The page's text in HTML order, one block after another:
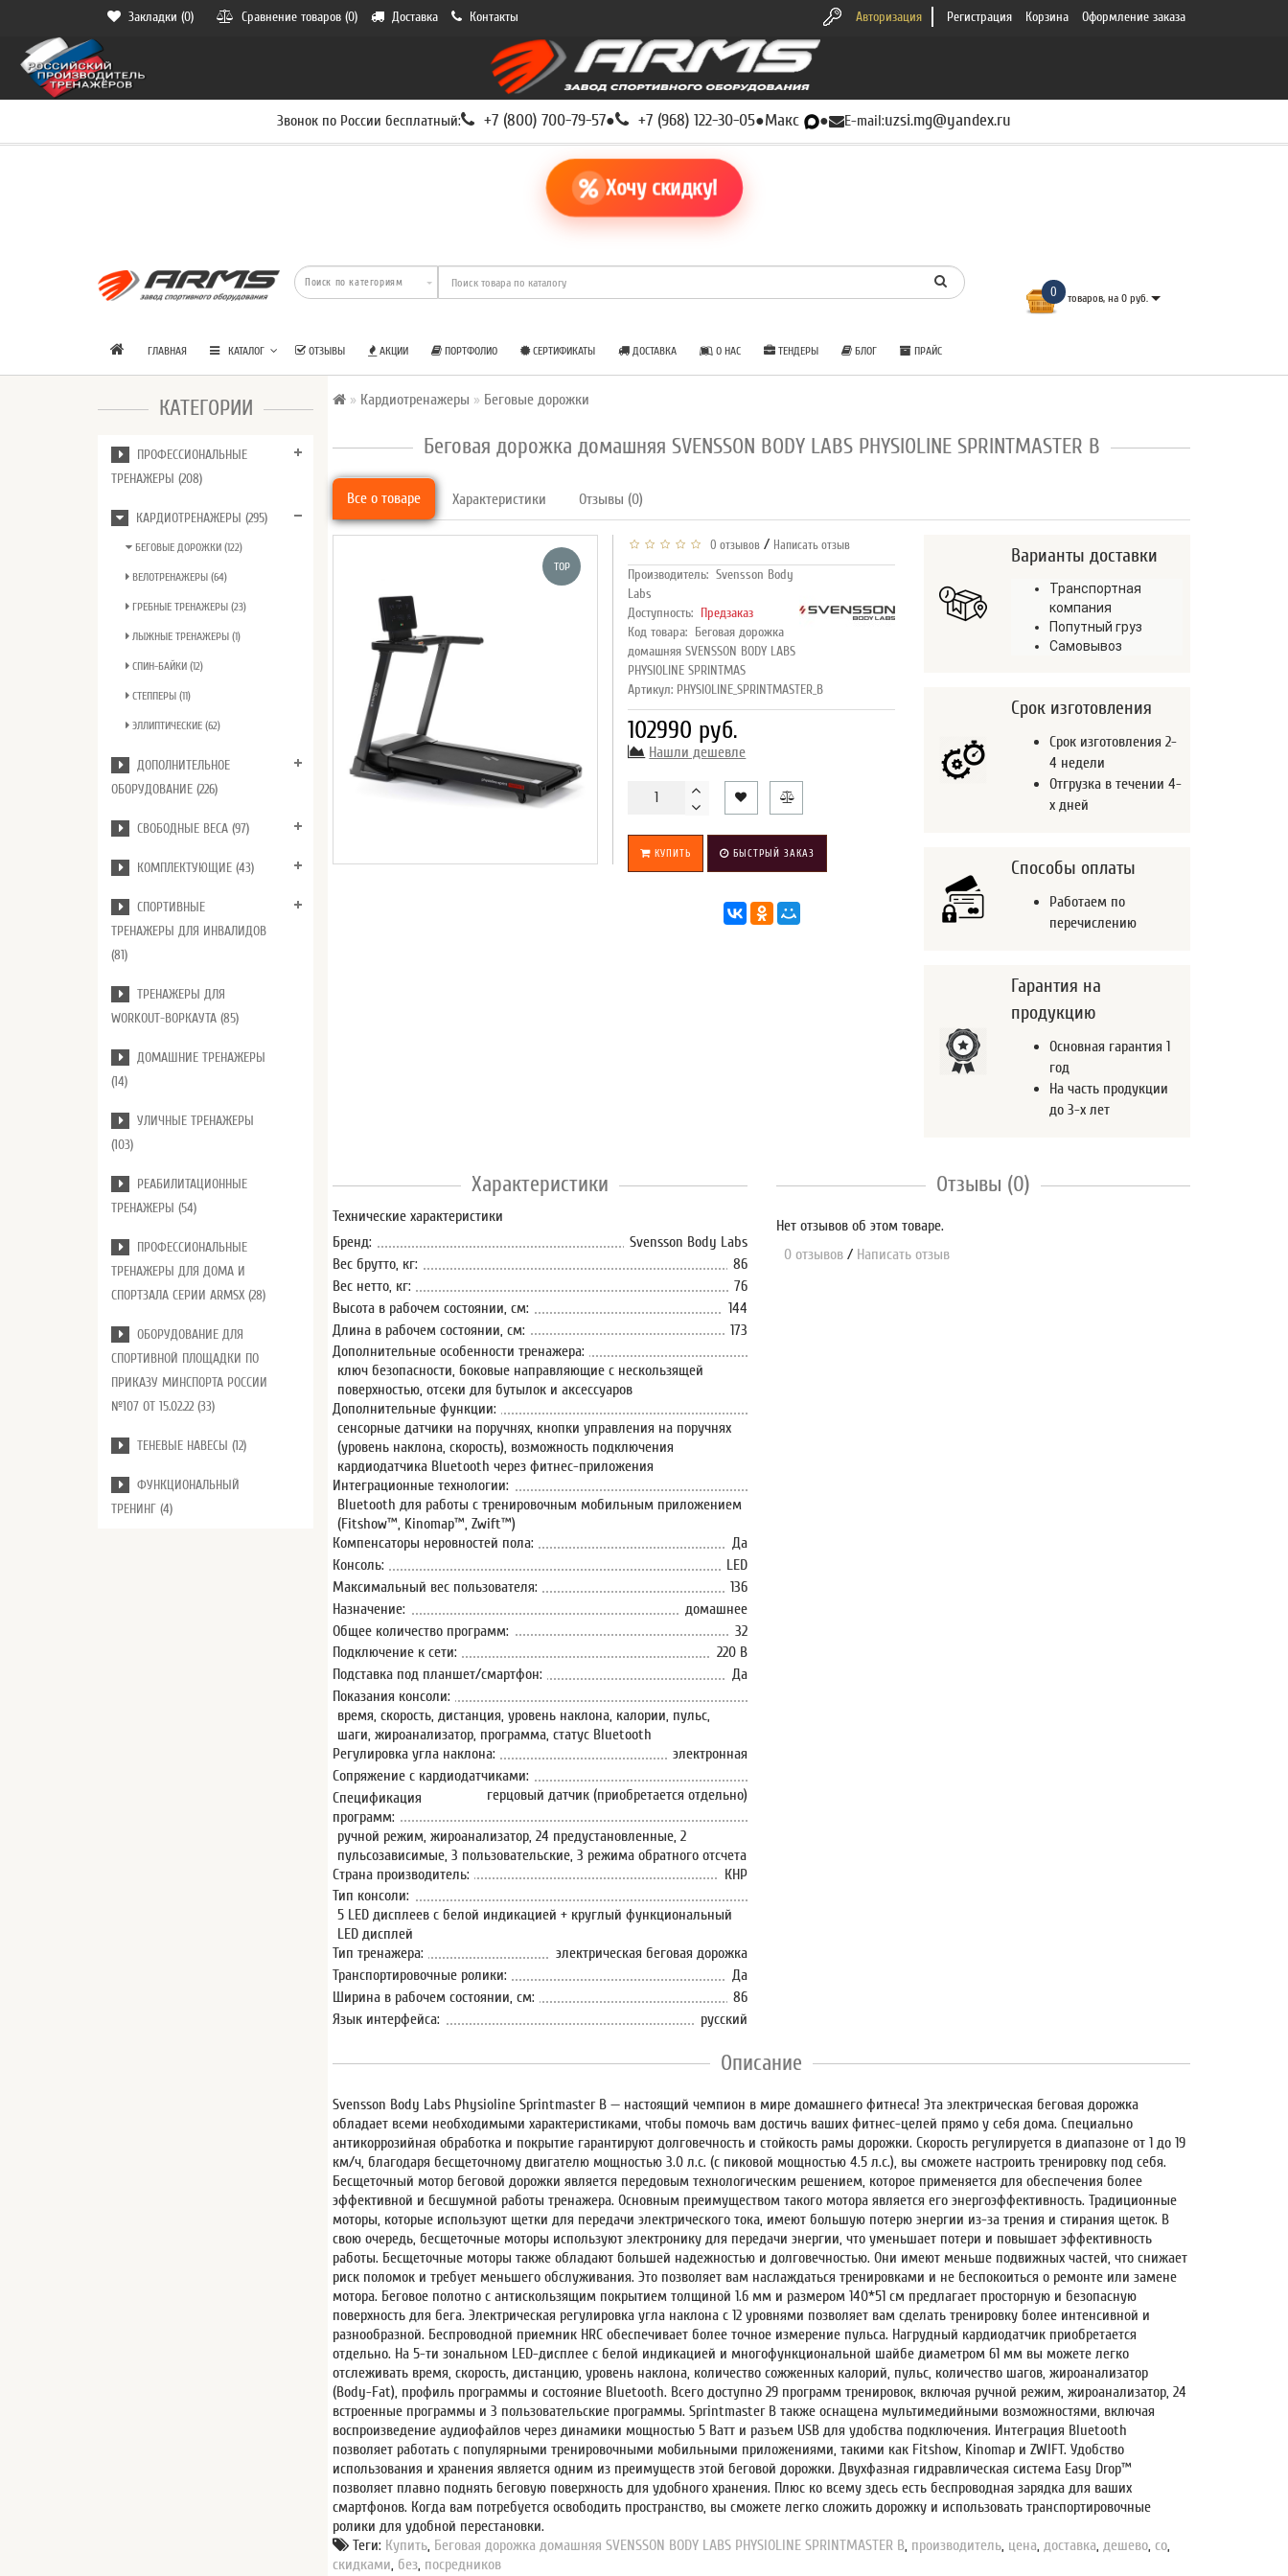
Закладки (0) Сравнение товаров (0) Доставка Контакты Авторизация Регистрация Корзина Оформление заказа
Звонок по России бесплатный: +7 (800) 700-79-57● +7 (968) 122-30-05●Макс ● E-mail:uzsi.mg@yandex.ru
Хочу скидку!
0 товаров, на 0 руб.
ГЛАВНАЯ КАТАЛОГ ОТЗЫВЫ АКЦИИ ПОРТФОЛИО СЕРТИФИКАТЫ ДОСТАВКА О НАС ТЕНДЕРЫ БЛОГ ПРАЙС
КАТЕГОРИИ
ПРОФЕССИОНАЛЬНЫЕ
ТРЕНАЖЕРЫ (208)
КАРДИОТРЕНАЖЕРЫ (295)
БЕГОВЫЕ ДОРОЖКИ (122)
ВЕЛОТРЕНАЖЕРЫ (64)
ГРЕБНЫЕ ТРЕНАЖЕРЫ (23)
ЛЫЖНЫЕ ТРЕНАЖЕРЫ (1)
СПИН-БАЙКИ (12)
СТЕППЕРЫ (11)
ЭЛЛИПТИЧЕСКИЕ (62)
ДОПОЛНИТЕЛЬНОЕ
ОБОРУДОВАНИЕ (226)
СВОБОДНЫЕ ВЕСА (97)
КОМПЛЕКТУЮЩИЕ (43)
СПОРТИВНЫЕ
ТРЕНАЖЕРЫ ДЛЯ ИНВАЛИДОВ
(81)
ТРЕНАЖЕРЫ ДЛЯ
WORKOUT-ВОРКАУТА (85)
ДОМАШНИЕ ТРЕНАЖЕРЫ
(14)
УЛИЧНЫЕ ТРЕНАЖЕРЫ
(103)
РЕАБИЛИТАЦИОННЫЕ
ТРЕНАЖЕРЫ (54)
ПРОФЕССИОНАЛЬНЫЕ
ТРЕНАЖЕРЫ ДЛЯ ДОМА И
СПОРТЗАЛА СЕРИИ ARMSX (28)
ОБОРУДОВАНИЕ ДЛЯ
СПОРТИВНОЙ ПЛОЩАДКИ ПО
ПРИКАЗУ МИНСПОРТА РОССИИ
№107 ОТ 15.02.22 (33)
ТЕНЕВЫЕ НАВЕСЫ (12)
ФУНКЦИОНАЛЬНЫЙ
ТРЕНИНГ (4)
Кардиотренажеры Беговые дорожки
Беговая дорожка домашняя SVENSSON BODY LABS PHYSIOLINE SPRINTMASTER B
Все о товаре Характеристики Отзывы (0)
TOP
0 отзывов / Написать отзыв
Производитель: Svensson Body
Labs
Доступность: Предзаказ
Код товара: Беговая дорожка
домашняя SVENSSON BODY LABS
PHYSIOLINE SPRINTMAS
Артикул: PHYSIOLINE_SPRINTMASTER_B
102990 руб.
Нашли дешевле
КУПИТЬ БЫСТРЫЙ ЗАКАЗ
Варианты доставки
Транспортная
компания
Попутный груз
Самовывоз
Срок изготовления
Срок изготовления 2-
4 недели
Отгрузка в течении 4-
х дней
Способы оплаты
Работаем по
перечислению
Гарантия на
продукцию
Основная гарантия 1
год
На часть продукции
до 3-х лет
Характеристики
Технические характеристики
Бренд:
Svensson Body Labs
Вес брутто, кг:
86
Вес нетто, кг:
76
Высота в рабочем состоянии, см:
144
Длина в рабочем состоянии, см:
173
Дополнительные особенности тренажера:
ключ безопасности, боковые направляющие с нескользящей
поверхностью, отсеки для бутылок и аксессуаров
Дополнительные функции:
сенсорные датчики на поручнях, кнопки управления на поручнях
(уровень наклона, скорость), возможность подключения
кардиодатчика Bluetooth через фитнес-приложения
Интеграционные технологии:
Bluetooth для работы с тренировочным мобильным приложением
(Fitshow™, Kinomap™, Zwift™)
Компенсаторы неровностей пола:
Да
Консоль:
LED
Максимальный вес пользователя:
136
Назначение:
домашнее
Общее количество программ:
32
Подключение к сети:
220 В
Подставка под планшет/смартфон:
Да
Показания консоли:
время, скорость, дистанция, уровень наклона, калории, пульс,
шаги, жироанализатор, программа, статус Bluetooth
Регулировка угла наклона:
электронная
Сопряжение с кардиодатчиками:
герцовый датчик (приобретается отдельно)
Спецификация
программ:
ручной режим, жироанализатор, 24 предустановленные, 2
пульсозависимые, 3 пользовательские, 3 режима обратного отсчета
Страна производитель:
КНР
Тип консоли:
5 LED дисплеев с белой индикацией + круглый функциональный
LED дисплей
Тип тренажера:
электрическая беговая дорожка
Транспортировочные ролики:
Да
Ширина в рабочем состоянии, см:
86
Язык интерфейса:
русский
Отзывы (0)
Нет отзывов об этом товаре.
0 отзывов / Написать отзыв
Описание
Svensson Body Labs Physioline Sprintmaster B — настоящий чемпион в мире домашнего фитнеса! Эта электрическая беговая дорожка
обладает всеми необходимыми характеристиками, чтобы помочь вам достичь ваших фитнес-целей прямо у себя дома. Специально
антикоррозийная обработка и покрытие гарантируют долговечность и стойкость рамы дорожки. Скорость регулируется в диапазоне от 1 до 19
км/ч, благодаря бесщеточному двигателю мощностью 3.0 л.с. (с пиковой мощностью 4.5 л.с.), вы сможете настроить тренировку под себя.
Бесщеточный мотор беговой дорожки является передовым технологическим решением, которое применяется для обеспечения более
эффективной и бесшумной работы тренажера. Основным преимуществом такого мотора является его энергоэффективность. Традиционные
моторы, которые используют щетки для передачи электрического тока, имеют большую потерю энергии из-за трения и стирания щеток. В
свою очередь, бесщеточные моторы используют электронику для передачи энергии, что уменьшает потери и повышает эффективность
работы. Бесщеточные моторы также обладают большей надежностью и долговечностью. Они имеют меньше подвижных частей, что снижает
риск поломок и требует меньшего обслуживания. Это позволяет вам наслаждаться тренировками и не беспокоиться о ремонте или замене
мотора. Беговое полотно с антискользящим покрытием толщиной 1.6 мм и размером 140*51 см предлагает просторную и безопасную
поверхность для бега. Электрическая регулировка угла наклона с 12 уровнями позволяет вам сделать тренировку более интенсивной и
разнообразной. Беспроводной приемник HRC обеспечивает более точное измерение пульса. Нагрудный кардиодатчик приобретается
отдельно. На 5-ти зональном LED-дисплее с белой индикацией и многофункциональной шайбе диаметром 61 мм вы можете легко
отслеживать время, скорость, дистанцию, уровень наклона, количество сожженных калорий, пульс, количество шагов, жироанализатор
(Body-Fat), профиль программы и состояние Bluetooth. Всего доступно 29 программ тренировок, включая ручной режим, жироанализатор, 24
встроенные программы и 3 пользовательские программы. Sprintmaster B также оснащена мультимедийными возможностями, включая
воспроизведение аудиофайлов через динамики мощностью 5 Ватт и разъем USB для удобства подключения. Интеграция Bluetooth
позволяет работать с популярными тренировочными мобильными приложениями, такими как Fitshow, Kinomap и ZWIFT. Удобство
использования и хранения является одним из преимуществ этой беговой дорожки. Двухфазная гидравлическая система Easy Drop™
позволяет плавно поднять беговую поверхность для удобного хранения. Плюс ко всему здесь есть беспроводная зарядка для ваших
смартфонов. Когда вам потребуется освободить пространство, вы сможете легко сложить дорожку и использовать транспортировочные
ролики для удобной перестановки.
Теги: Купить Беговая дорожка домашняя SVENSSON BODY LABS PHYSIOLINE SPRINTMASTER B производитель цена доставка дешево со
скидками без посредников